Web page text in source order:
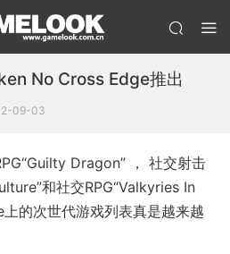
No Cross Edge推出
09-03
Dragon” ， 社交射击
和社交RPG“Valkyries In
的次世代游戏列表真是越来越